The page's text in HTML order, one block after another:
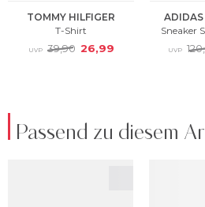
Passend zu diesem